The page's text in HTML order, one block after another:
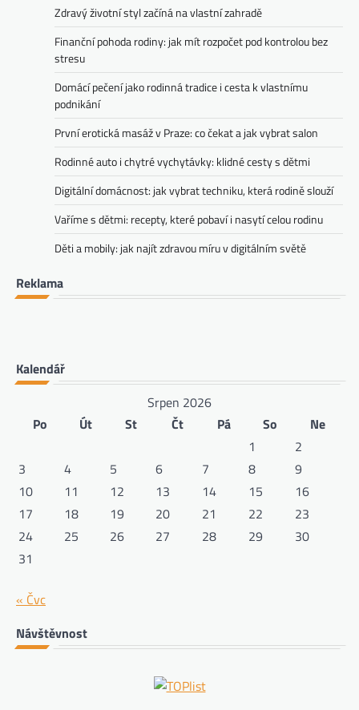
Zdravý životní styl začíná na vlastní zahradě
Finanční pohoda rodiny: jak mít rozpočet pod kontrolou bez
stresu
Domácí pečení jako rodinná tradice i cesta k vlastnímu
podnikání
První erotická masáž v Praze: co čekat a jak vybrat salon
Rodinné auto i chytré vychytávky: klidné cesty s dětmi
Digitální domácnost: jak vybrat techniku, která rodině slouží
Vaříme s dětmi: recepty, které pobaví i nasytí celou rodinu
Děti a mobily: jak najít zdravou míru v digitálním světě
Reklama
Kalendář
Srpen 2026
Po
Út St Čt Pá So
Ne
1
2
3
4 5 6 7 8
9
10
11 12 13 14 15
16
17
18 19 20 21 22
23
24
25 26 27 28 29
30
31
« Čvc
Návštěvnost